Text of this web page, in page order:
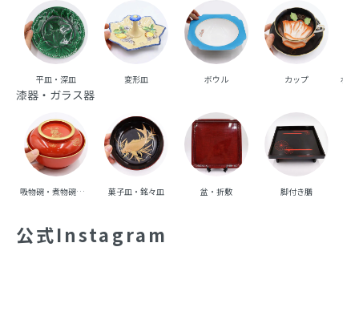
平皿・深皿 変形皿 ボウル カップ ポッ
漆器・ガラス器
吸物碗・煮物碗・丼碗 菓子皿・銘々皿 盆・折敷 脚付き膳
公式Instagram